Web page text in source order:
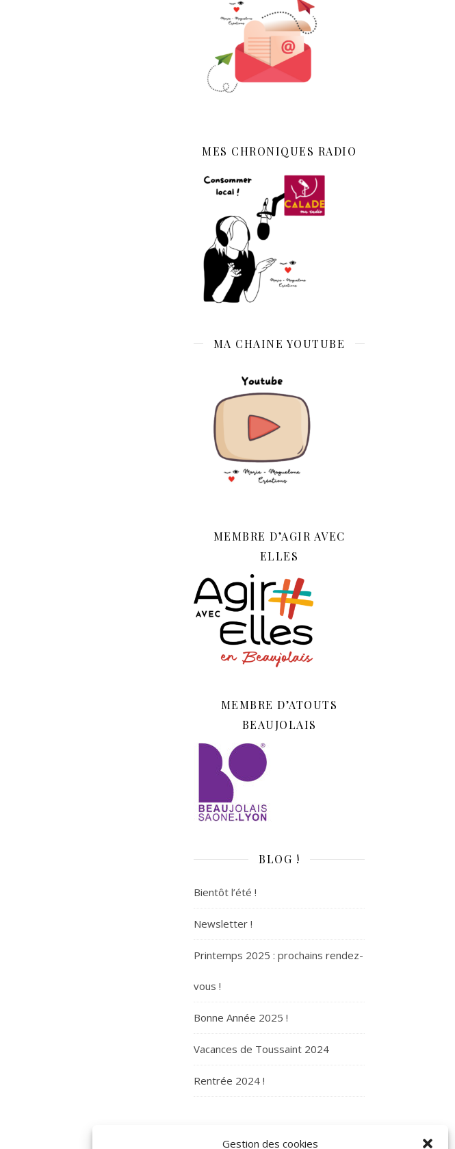
Gestion des cookies
MES CHRONIQUES RADIO
MA CHAINE YOUTUBE
MEMBRE D’AGIR AVEC
ELLES
MEMBRE D’ATOUTS
BEAUJOLAIS
BLOG !
Bientôt l’été !
Newsletter !
Printemps 2025 : prochains rendez-
vous !
Bonne Année 2025 !
Vacances de Toussaint 2024
Rentrée 2024 !